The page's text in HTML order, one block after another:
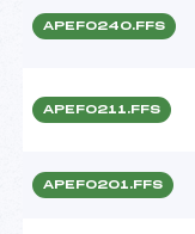
APEF0240.FFS
APEF0211.FFS
APEF0201.FFS